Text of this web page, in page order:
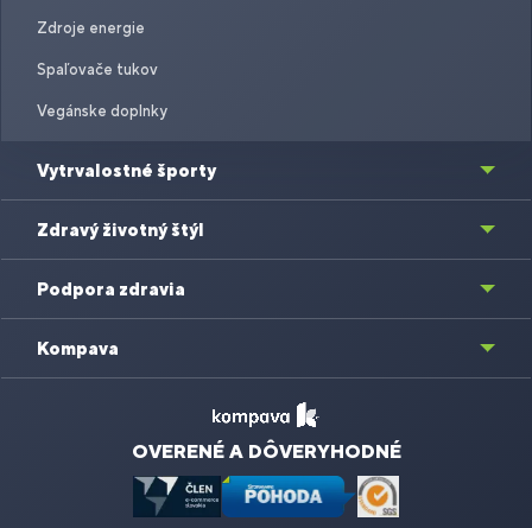
Zdroje energie
Spaľovače tukov
Vegánske doplnky
Vytrvalostné športy
Zdravý životný štýl
Podpora zdravia
Kompava
OVERENÉ A DÔVERYHODNÉ